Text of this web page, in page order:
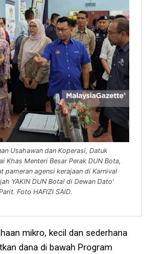
Usahawan dan Koperasi, Datuk
Khas Menteri Besar Perak DUN Bota,
pameran agensi kerajaan di Karnival
YAKIN DUN Bota! di Dewan Dato'
Foto HAFIZI SAID.
mikro, kecil dan sederhana
dana di bawah Program